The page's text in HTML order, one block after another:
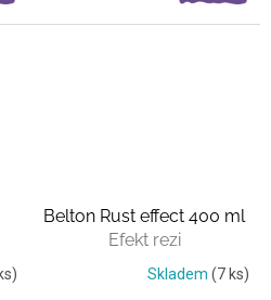
Belton Rust effect 400 ml
Efekt rezi
Skladem (7 ks)